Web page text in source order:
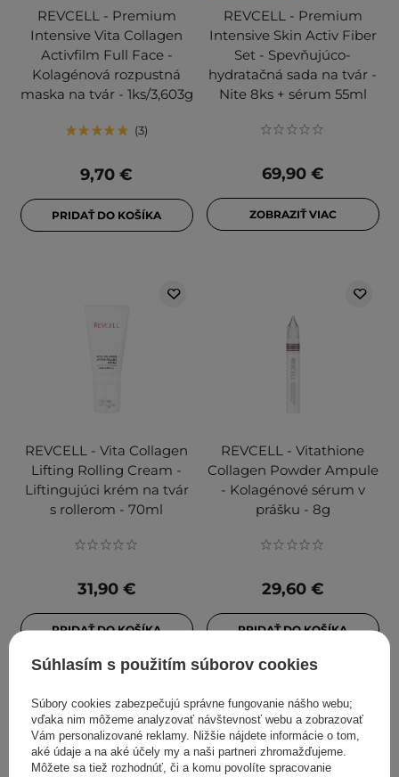
REVCELL - Premium
Intensive Vita Collagen
Activfilm Full Face -
Kolagénová rozpustná
maska na tvár - 1ks/3,603g
3
9,70 €
PRIDAŤ DO KOŠÍKA
REVCELL - Premium
Intensive Skin Activ Fiber
Set - Spevňujúco-
hydratačná sada na tvár -
Nite 8ks + sérum 55ml
69,90 €
ZOBRAZIŤ VIAC
REVCELL - Vita Collagen
Lifting Rolling Cream -
Liftingujúci krém na tvár
s rollerom - 70ml
31,90 €
PRIDAŤ DO KOŠÍKA
REVCELL - Vitathione
Collagen Powder Ampule
- Kolagénové sérum v
prášku - 8g
29,60 €
PRIDAŤ DO KOŠÍKA
Súhlasím s použitím súborov cookies
Súbory cookies zabezpečujú správne fungovanie nášho webu;
vďaka nim môžeme analyzovať návštevnosť webu a zobrazovať
Vám personalizované reklamy. Nižšie nájdete informácie o tom,
aké údaje a na aké účely my a naši partneri zhromažďujeme.
Môžete sa tiež rozhodnúť, či a komu povolíte spracovanie